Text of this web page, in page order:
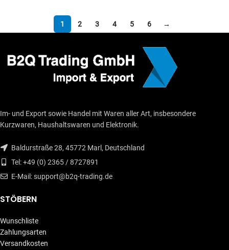
1 2 3 4 5 6 →
Im- und Export sowie Handel mit Waren aller Art, insbesondere
Kurzwaren, Haushaltswaren und Elektronik.
Baldurstraße 28, 45772 Marl, Deutschland
Tel: +49 (0) 2365 / 8727891
E-Mail: support@b2q-trading.de
STÖBERN
Wunschliste
Zahlungsarten
Versandkosten